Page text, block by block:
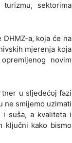
sektorima
a, koja će na
mjerenja koja
novim
u sljedećoj fazi
ne smijemo uzimati
i suša, a kvaliteta i
ključni kako bismo